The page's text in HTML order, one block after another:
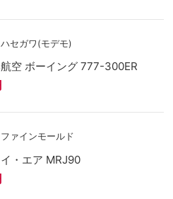
ハセガワ(モデモ)
空 ボーイング 777-300ER
ファインモールド
・エア MRJ90